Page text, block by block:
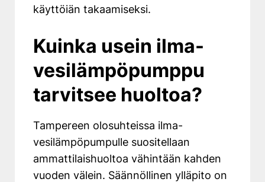
käyttöiän takaamiseksi.
Kuinka usein ilma-
vesilämpöpumppu
tarvitsee huoltoa?
Tampereen olosuhteissa ilma-
vesilämpöpumpulle suositellaan
ammattilaishuoltoa vähintään kahden
vuoden välein. Säännöllinen ylläpito on